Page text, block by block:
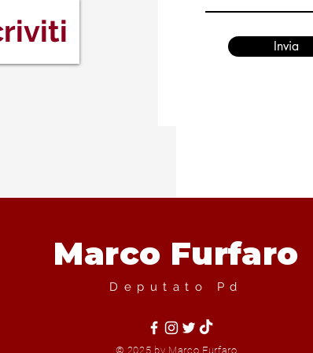
Invia
Marco Furfaro
Deputato Pd
© 2025 by Marco Furfaro